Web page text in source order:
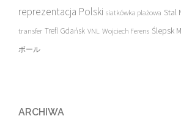
reprezentacja Polski siatkówka plażowa Stal
transfer Trefl Gdańsk VNL Wojciech Ferens Ślepsk
ボール
ARCHIWA